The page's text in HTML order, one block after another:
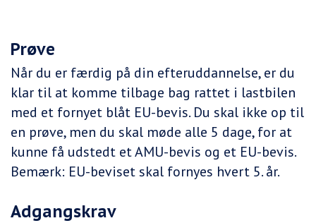
Prøve
Når du er færdig på din efteruddannelse, er du
klar til at komme tilbage bag rattet i lastbilen
med et fornyet blåt EU-bevis. Du skal ikke op til
en prøve, men du skal møde alle 5 dage, for at
kunne få udstedt et AMU-bevis og et EU-bevis.
Bemærk: EU-beviset skal fornyes hvert 5. år.
Adgangskrav